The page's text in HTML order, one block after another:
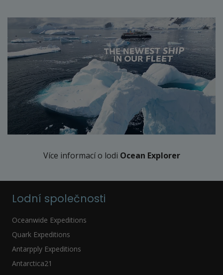
Více informací o lodi Ocean Explorer
Lodní společnosti
Oceanwide Expeditions
Quark Expeditions
Antarpply Expeditions
Antarctica21